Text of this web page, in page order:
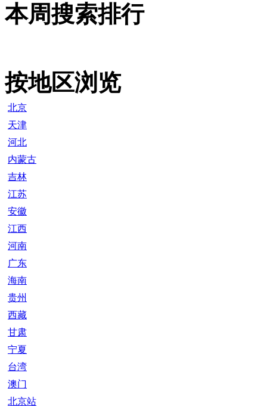
本周搜索排行
按地区浏览
北京
天津
河北
内蒙古
吉林
江苏
安徽
江西
河南
广东
海南
贵州
西藏
甘肃
宁夏
台湾
澳门
北京站